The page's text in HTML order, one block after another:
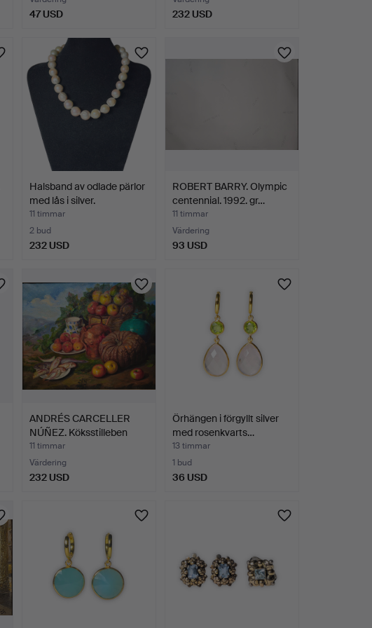
47 USD 232 USD
Halsband av odlade pärlor
med lås i silver.
11 timmar
2 bud
232 USD
ROBERT BARRY. Olympic
centennial. 1992. gr…
11 timmar
Värdering
93 USD
ANDRÉS CARCELLER
NÚÑEZ. Köksstilleben
med …
11 timmar
Värdering
232 USD
Örhängen i förgyllt silver
med rosenkvarts…
13 timmar
1 bud
36 USD